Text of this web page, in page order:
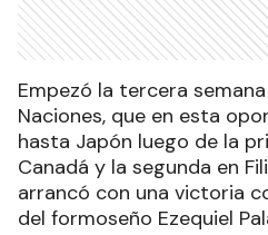
Empezó la tercera
Naciones, que en esta
hasta Japón luego de la
Canadá y la segunda en
arrancó con una victoria
del formoseño Ezequiel